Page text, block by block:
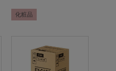
化粧品